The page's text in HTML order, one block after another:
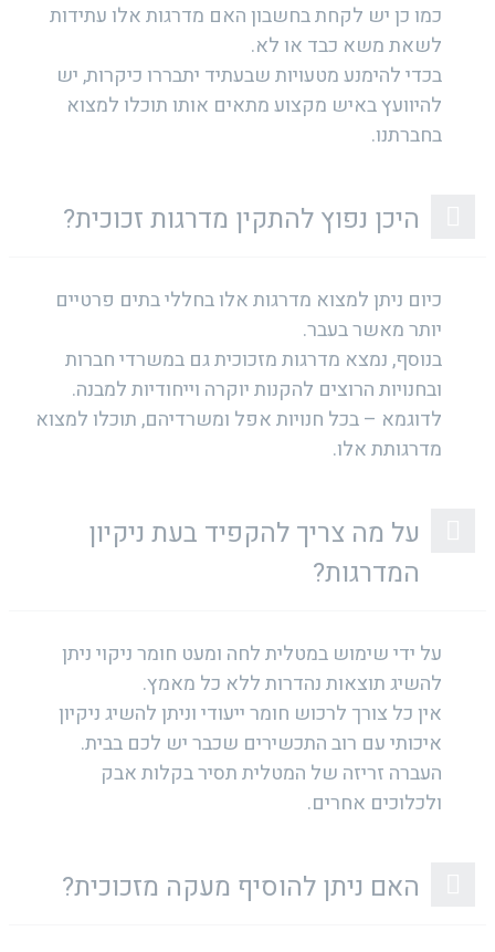
כמו כן יש לקחת בחשבון האם מדרגות אלו עתידות
לשאת משא כבד או לא.
בכדי להימנע מטעויות שבעתיד יתבררו כיקרות, יש
להיוועץ באיש מקצוע מתאים אותו תוכלו למצוא
בחברתנו.
היכן נפוץ להתקין מדרגות זכוכית?
כיום ניתן למצוא מדרגות אלו בחללי בתים פרטיים
יותר מאשר בעבר.
בנוסף, נמצא מדרגות מזכוכית גם במשרדי חברות
ובחנויות הרוצים להקנות יוקרה וייחודיות למבנה.
לדוגמא – בכל חנויות אפל ומשרדיהם, תוכלו למצוא
מדרגותת אלו.
על מה צריך להקפיד בעת ניקיון
המדרגות?
על ידי שימוש במטלית לחה ומעט חומר ניקוי ניתן
להשיג תוצאות נהדרות ללא כל מאמץ.
אין כל צורך לרכוש חומר ייעודי וניתן להשיג ניקיון
איכותי עם רוב התכשירים שכבר יש לכם בבית.
העברה זריזה של המטלית תסיר בקלות אבק
ולכלוכים אחרים.
האם ניתן להוסיף מעקה מזכוכית?